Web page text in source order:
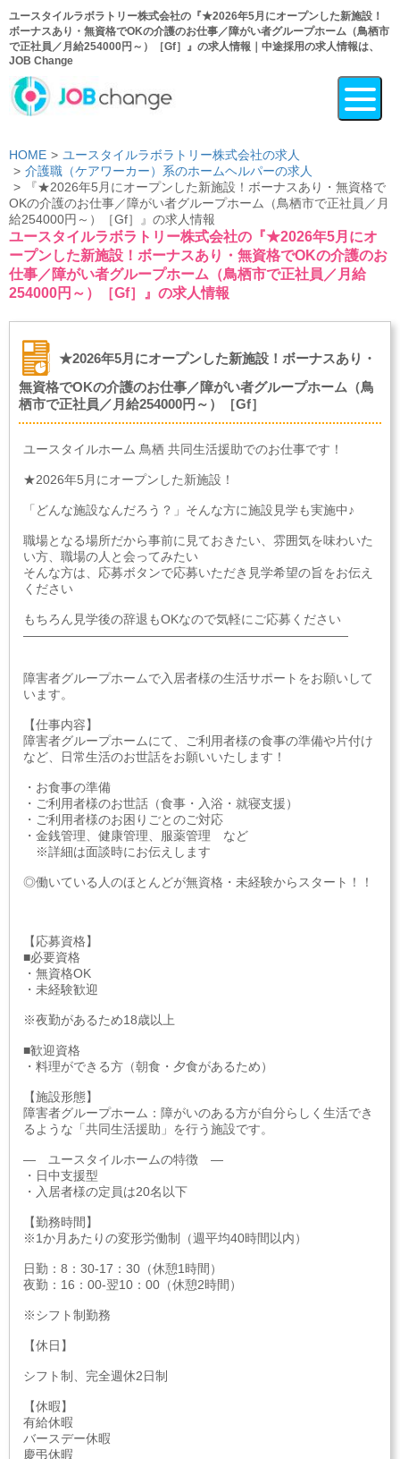
ユースタイルラボラトリー株式会社の『★2026年5月にオープンした新施設！
ボーナスあり・無資格でOKの介護のお仕事／障がい者グループホーム（鳥栖市
で正社員／月給254000円～）［Gf］』の求人情報｜中途採用の求人情報は、
JOB Change
HOME
ユースタイルラボラトリー株式会社の求人
介護職（ケアワーカー）系のホームヘルパーの求人
『★2026年5月にオープンした新施設！ボーナスあり・無資格で
OKの介護のお仕事／障がい者グループホーム（鳥栖市で正社員／月
給254000円～）［Gf］』の求人情報
ユースタイルラボラトリー株式会社の『★2026年5月にオ
ープンした新施設！ボーナスあり・無資格でOKの介護のお
仕事／障がい者グループホーム（鳥栖市で正社員／月給
254000円～）［Gf］』の求人情報
★2026年5月にオープンした新施設！ボーナスあり・
無資格でOKの介護のお仕事／障がい者グループホーム（鳥
栖市で正社員／月給254000円～）［Gf］
ユースタイルホーム 鳥栖 共同生活援助でのお仕事です！
★2026年5月にオープンした新施設！
「どんな施設なんだろう？」そんな方に施設見学も実施中♪
職場となる場所だから事前に見ておきたい、雰囲気を味わいた
い方、職場の人と会ってみたい
そんな方は、応募ボタンで応募いただき見学希望の旨をお伝え
ください
もちろん見学後の辞退もOKなので気軽にご応募ください
――――――――――――――――――――――――――
障害者グループホームで入居者様の生活サポートをお願いして
います。
【仕事内容】
障害者グループホームにて、ご利用者様の食事の準備や片付け
など、日常生活のお世話をお願いいたします！
・お食事の準備
・ご利用者様のお世話（食事・入浴・就寝支援）
・ご利用者様のお困りごとのご対応
・金銭管理、健康管理、服薬管理 など
※詳細は面談時にお伝えします
◎働いている人のほとんどが無資格・未経験からスタート！！
【応募資格】
■必要資格
・無資格OK
・未経験歓迎
※夜勤があるため18歳以上
■歓迎資格
・料理ができる方（朝食・夕食があるため）
【施設形態】
障害者グループホーム：障がいのある方が自分らしく生活でき
るような「共同生活援助」を行う施設です。
― ユースタイルホームの特徴 ―
・日中支援型
・入居者様の定員は20名以下
【勤務時間】
※1か月あたりの変形労働制（週平均40時間以内）
日勤：8：30-17：30（休憩1時間）
夜勤：16：00-翌10：00（休憩2時間）
※シフト制勤務
【休日】
シフト制、完全週休2日制
【休暇】
有給休暇
バースデー休暇
慶弔休暇